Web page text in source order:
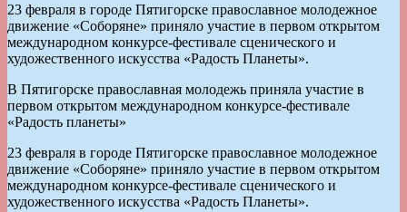
23 февраля в городе Пятигорске православное молодежное
движение «Соборяне» приняло участие в первом открытом
международном конкурсе-фестивале сценического и
художественного искусства «Радость Планеты».
В Пятигорске православная молодежь приняла участие в
первом открытом международном конкурсе-фестивале
«Радость планеты»
23 февраля в городе Пятигорске православное молодежное
движение «Соборяне» приняло участие в первом открытом
международном конкурсе-фестивале сценического и
художественного искусства «Радость Планеты».